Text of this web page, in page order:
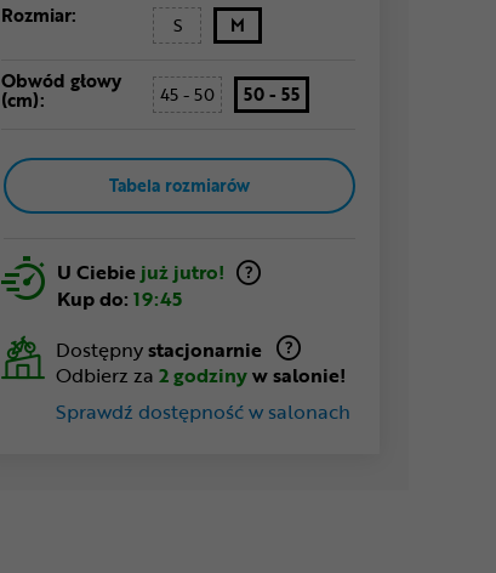
Rozmiar: S M
Obwód głowy
(cm): 45 - 50 50 - 55
Tabela rozmiarów
U Ciebie już jutro!
Kup do: 19:45
Dostępnystacjonarnie
Odbierz za 2 godzinyw salonie!
Sprawdź dostępność w salonach